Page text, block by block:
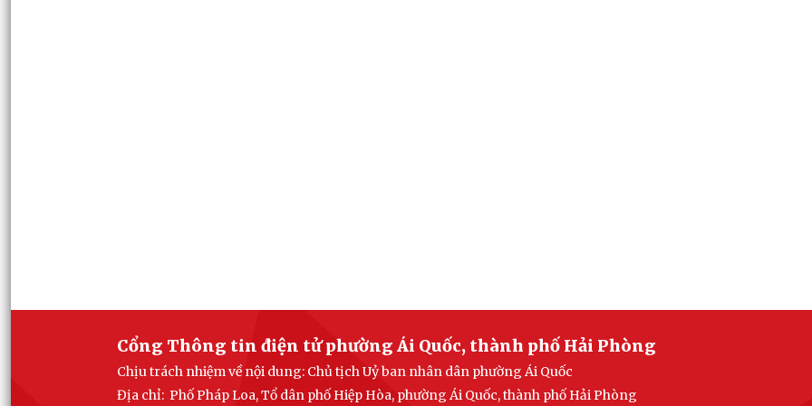
Cổng Thông tin điện tử phường Ái Quốc, thành phố Hải Phòng
Chịu trách nhiệm về nội dung: Chủ tịch Uỷ ban nhân dân phường Ái Quốc
Địa chỉ: Phố Pháp Loa, Tổ dân phố Hiệp Hòa, phường Ái Quốc, thành phố Hải Phòng